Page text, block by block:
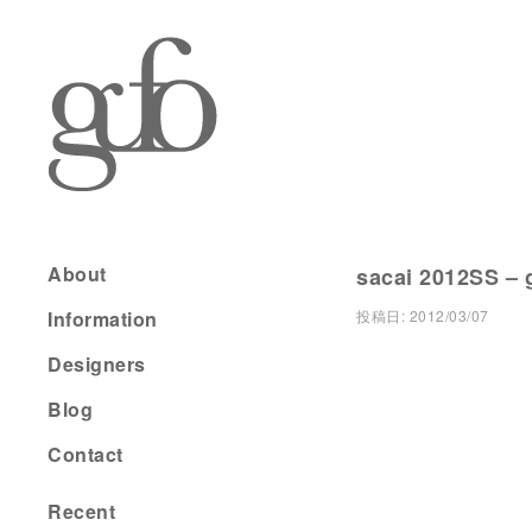
sacai 2012SS –
投稿日: 2012/03/07
About
Information
Designers
Blog
Contact
Recent